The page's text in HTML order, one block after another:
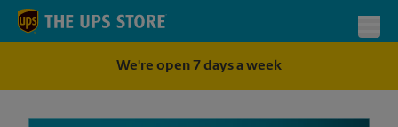
Skip to content
Return to Nav
We're open 7 days a week